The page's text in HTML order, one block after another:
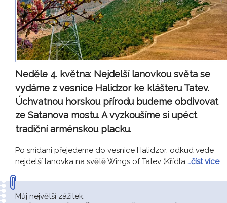
Neděle 4. května: Nejdelší lanovkou světa se
vydáme z vesnice Halidzor ke klášteru Tatev.
Úchvatnou horskou přírodu budeme obdivovat
ze Satanova mostu. A vyzkoušíme si upéct
tradiční arménskou placku.
Po snídani přejedeme do vesnice Halidzor, odkud vede
nejdelší lanovka na světě Wings of Tatev (Křídla …číst více
Můj největší zážitek: